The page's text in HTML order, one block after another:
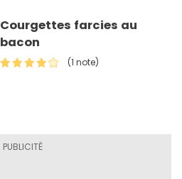
Courgettes farcies au
bacon
(1 note)